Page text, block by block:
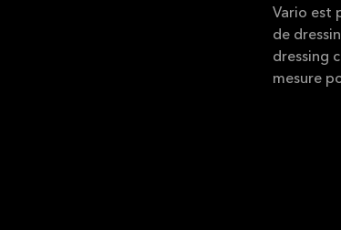
Vario est
de
dressing
mesure